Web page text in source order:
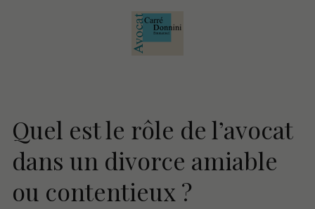
Quel est le rôle de l’avocat
dans un divorce amiable
ou contentieux ?